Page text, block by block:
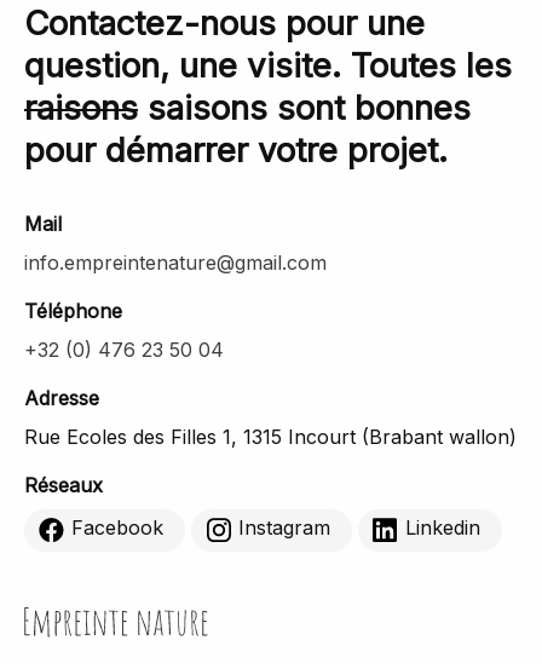
Contactez-nous pour une
question, une visite. Toutes les
raisons saisons sont bonnes
pour démarrer votre projet.
Mail
info.empreintenature@gmail.com
Téléphone
+32 (0) 476 23 50 04
Adresse
Rue Ecoles des Filles 1, 1315 Incourt (Brabant wallon)
Réseaux
Facebook
Instagram Linkedin
Empreinte Nature